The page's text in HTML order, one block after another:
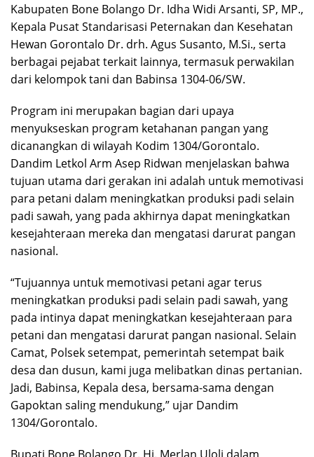
Kabupaten Bone Bolango Dr. Idha Widi Arsanti, SP, MP.,
Kepala Pusat Standarisasi Peternakan dan Kesehatan
Hewan Gorontalo Dr. drh. Agus Susanto, M.Si., serta
berbagai pejabat terkait lainnya, termasuk perwakilan
dari kelompok tani dan Babinsa 1304-06/SW.
Program ini merupakan bagian dari upaya
menyukseskan program ketahanan pangan yang
dicanangkan di wilayah Kodim 1304/Gorontalo.
Dandim Letkol Arm Asep Ridwan menjelaskan bahwa
tujuan utama dari gerakan ini adalah untuk memotivasi
para petani dalam meningkatkan produksi padi selain
padi sawah, yang pada akhirnya dapat meningkatkan
kesejahteraan mereka dan mengatasi darurat pangan
nasional.
“Tujuannya untuk memotivasi petani agar terus
meningkatkan produksi padi selain padi sawah, yang
pada intinya dapat meningkatkan kesejahteraan para
petani dan mengatasi darurat pangan nasional. Selain
Camat, Polsek setempat, pemerintah setempat baik
desa dan dusun, kami juga melibatkan dinas pertanian.
Jadi, Babinsa, Kepala desa, bersama-sama dengan
Gapoktan saling mendukung,” ujar Dandim
1304/Gorontalo.